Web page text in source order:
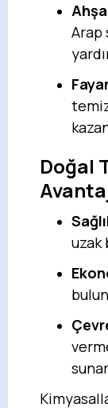
Arap
Doğal
uzak